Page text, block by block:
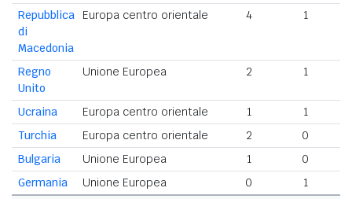
Repubblica
di
Macedonia
Europa centro orientale 4 1
Regno
Unito
Unione Europea 2 1
Ucraina Europa centro orientale 1 1
Turchia
Europa centro orientale 2 0
Bulgaria
Unione Europea 1 0
Germania
Unione Europea 0 1